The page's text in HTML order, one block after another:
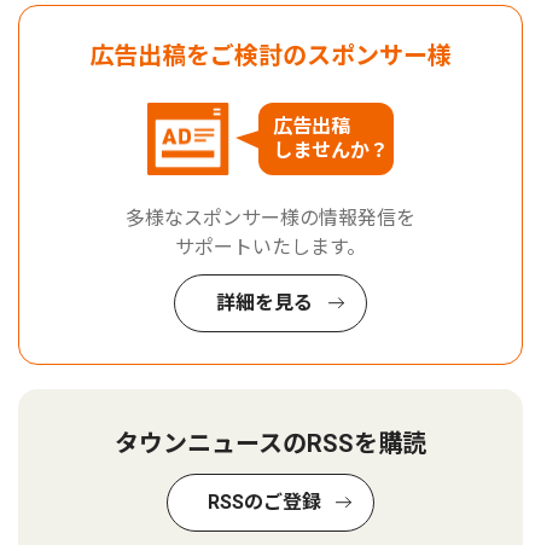
広告出稿をご検討のスポンサー様
広告出稿
しませんか？
多様なスポンサー様の情報発信を
サポートいたします。
詳細を見る
タウンニュースのRSSを購読
RSSのご登録